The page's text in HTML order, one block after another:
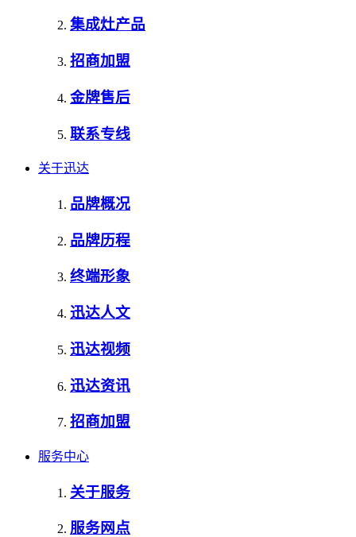
集成灶产品
招商加盟
金牌售后
联系专线
关于迅达
品牌概况
品牌历程
终端形象
迅达人文
迅达视频
迅达资讯
招商加盟
服务中心
关于服务
服务网点